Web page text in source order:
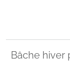
Bâche hiver